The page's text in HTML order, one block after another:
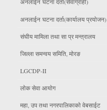
अनलाईन घटना दर्ता(सेवाग्राही)
अनलाईन घटना दर्ता(कार्यालय प्रयाेजन)
संघीय मामिला तथा सा प्र मन्त्रालय
जिल्ला समन्वय समिति, माेरङ
LGCDP-II
लाेक सेवा आयाेग
महा, उप तथा नगरपालिकाकाे वेबसाईट